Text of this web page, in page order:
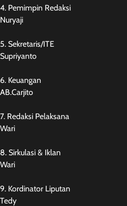
4. Pemimpin Redaksi
Nuryaji
5. Sekretaris/ITE
Supriyanto
6. Keuangan
AB.Carjito
7. Redaksi Pelaksana
Wari
8. Sirkulasi & Iklan
Wari
9. Kordinator Liputan
Tedy